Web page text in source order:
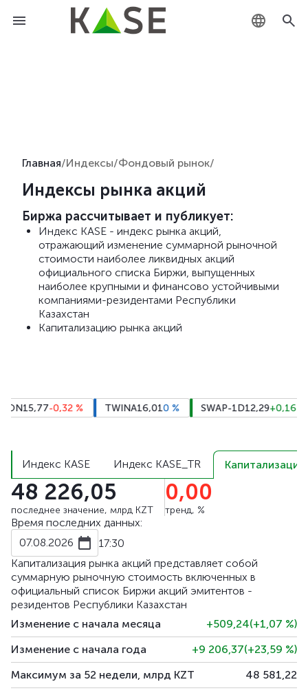
Главная/Индексы/Фондовый рынок/
Индексы рынка акций
Биржа рассчитывает и публикует:
Индекс KASE - индекс рынка акций,
отражающий изменение суммарной рыночной
стоимости наиболее ликвидных акций
официального списка Биржи, выпущенных
наиболее крупными и финансово устойчивыми
компаниями-резидентами Республики
Казахстан
Капитализацию рынка акций
15,77-0,32% TWINA16,010% SWAP-1D12,29+0,16%
Индекс KASE Индекс KASE_TR
48 226,05
последнее значение, млрд KZT
0,00
тренд, %
Время последних данных:
07.08.2026
17:30
Капитализация рынка акций представляет собой
суммарную рыночную стоимость включенных в
официальный список Биржи акций эмитентов -
резидентов Республики Казахстан
Изменение с начала месяца
+509,24(+1,07 %)
Изменение с начала года
+9 206,37(+23,59 %)
Максимум за 52 недели, млрд KZT
48 581,22